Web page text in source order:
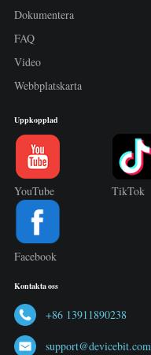
Dokumentera
FAQ
Video
Webbplatskarta
Uppkopplad
YouTube TikTok
Facebook
Kontakta oss
+86 13911890238
support@devicebit.com